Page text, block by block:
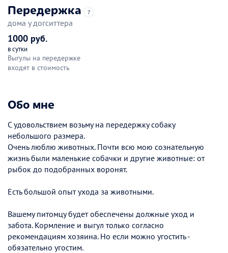
Передержка ?
дома у догситтера
1000 руб.
в сутки
Выгулы на передержке
входят в стоимость
Обо мне
С удовольствием возьму на передержку собаку
небольшого размера.
Очень люблю животных. Почти всю мою сознательную
жизнь были маленькие собачки и другие животные: от
рыбок до подобранных воронят.
Есть большой опыт ухода за животными.
Вашему питомцу будет обеспечены должные уход и
забота. Кормление и выгул только согласно
рекомендациям хозяина. Но если можно угостить -
обязательно угостим.